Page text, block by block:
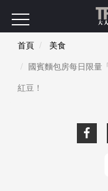
首頁
美食
國賓麵包房每日限量
紅豆！